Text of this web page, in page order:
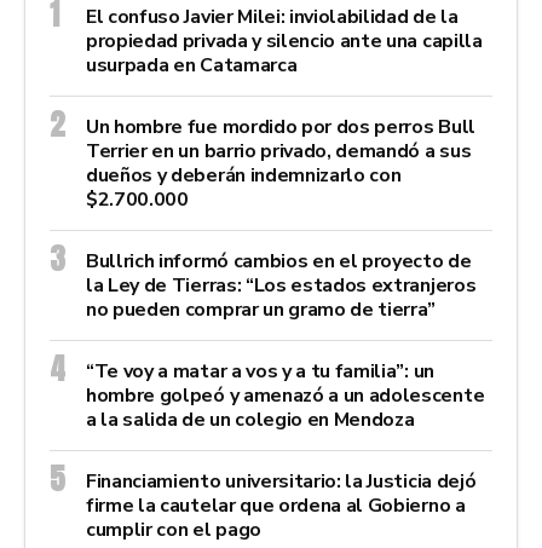
El confuso Javier Milei: inviolabilidad de la
propiedad privada y silencio ante una capilla
usurpada en Catamarca
Un hombre fue mordido por dos perros Bull
Terrier en un barrio privado, demandó a sus
dueños y deberán indemnizarlo con
$2.700.000
Bullrich informó cambios en el proyecto de
la Ley de Tierras: “Los estados extranjeros
no pueden comprar un gramo de tierra”
“Te voy a matar a vos y a tu familia”: un
hombre golpeó y amenazó a un adolescente
a la salida de un colegio en Mendoza
Financiamiento universitario: la Justicia dejó
firme la cautelar que ordena al Gobierno a
cumplir con el pago